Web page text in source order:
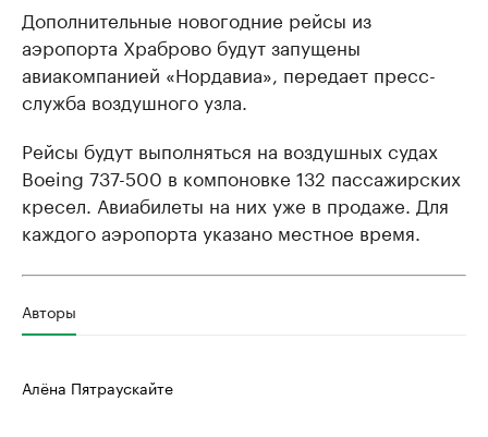
Дополнительные новогодние рейсы из
аэропорта Храброво будут запущены
авиакомпанией «Нордавиа», передает пресс-
служба воздушного узла.
Рейсы будут выполняться на воздушных судах
Boeing 737-500 в компоновке 132 пассажирских
кресел. Авиабилеты на них уже в продаже. Для
каждого аэропорта указано местное время.
Авторы
Алёна Пятраускайте